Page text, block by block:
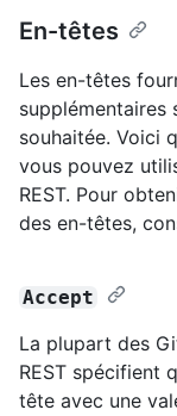
En-têtes
Les en-têtes
supplémentaires
souhaitée. Voici
vous pouvez
REST. Pour
des en-têtes,
Accept
La plupart des
REST spécifient
tête avec une